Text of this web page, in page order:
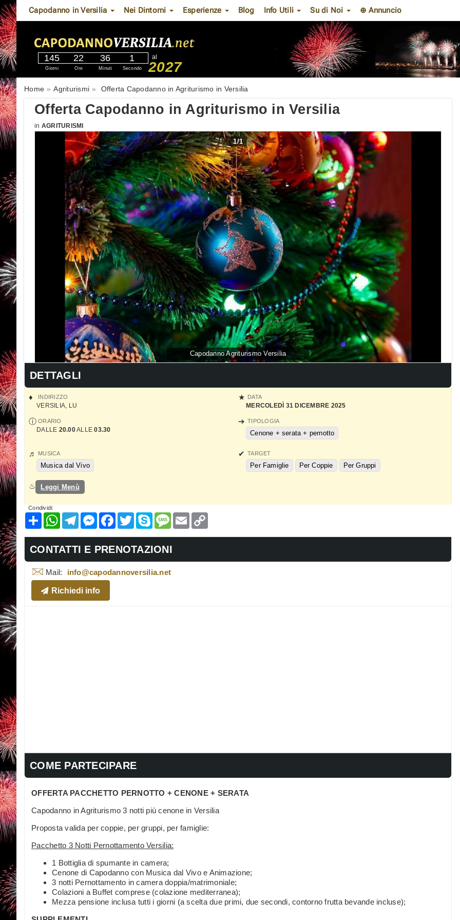
Capodanno in Versilia Nei Dintorni Esperienze Blog Info Utili Su di Noi ⊕ Annuncio
145
Giorni
22
Ore
36
Minuti
0
Secondi
al
2027
Home Agriturismi Offerta Capodanno in Agriturismo in Versilia
Offerta Capodanno in Agriturismo in Versilia
in AGRITURISMI
1/1
Capodanno Agriturismo Versilia
DETTAGLI
INDIRIZZO
VERSILIA LU
DATA
MERCOLEDÌ 31 DICEMBRE 2025
ORARIO
DALLE 20.00ALLE03.30
TIPOLOGIA
Cenone + serata + pernotto
MUSICA
Musica dal Vivo
TARGET
Per Famiglie Per Coppie Per Gruppi
Leggi Menù
Condividi:
CondividiWhatsAppTelegramMessenger
Facebook
TwitterSkypeMessage
Email
CONTATTI E PRENOTAZIONI
Mail: info@capodannoversilia.net
Richiedi info
COME PARTECIPARE
OFFERTA PACCHETTO PERNOTTO + CENONE + SERATA
Capodanno in Agriturismo 3 notti più cenone in Versilia
Proposta valida per coppie, per gruppi, per famiglie:
Pacchetto 3 Notti Pernottamento Versilia:
1 Bottiglia di spumante in camera;
Cenone di Capodanno con Musica dal Vivo e Animazione;
3 notti Pernottamento in camera doppia/matrimoniale;
Colazioni a Buffet comprese (colazione mediterranea);
Mezza pensione inclusa tutti i giorni (a scelta due primi, due secondi, contorno frutta bevande incluse);